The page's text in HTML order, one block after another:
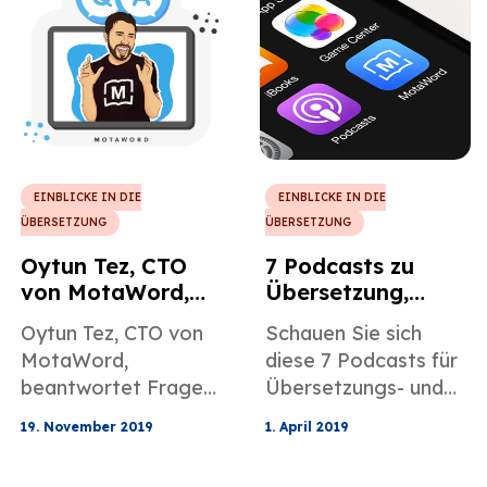
EINBLICKE IN DIE
ÜBERSETZUNG
Oytun Tez, CTO
von MotaWord,
Fragen, die die
Motaword-
Korrektoren am
13. November
Oytun Tez, CTO von
MotaWord,
beantwortet Fragen
von Korrektoren zu
19. November 2019
EINBLICKE IN DIE
ÜBERSETZUNG
7 Podcasts zu
Übersetzung,
Lokalisierung und
Dolmetschen, die
es wert sind,
gehört zu werden
Schauen Sie sich
diese 7 Podcasts für
Übersetzungs- und
Lokalisierungsbegeis
terte an, ausgewählt
1. April 2019